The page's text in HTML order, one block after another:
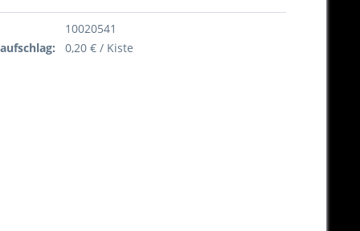
10020541
0,20 € / Kiste